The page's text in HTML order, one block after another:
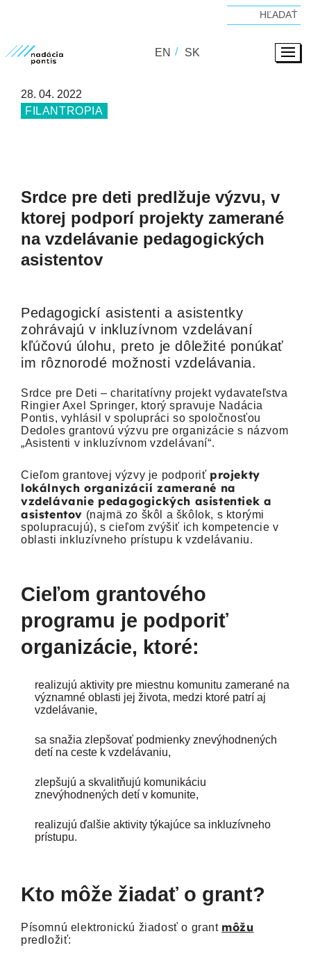
EN SK
28. 04. 2022
FILANTROPIA
Srdce pre deti predlžuje výzvu, v
ktorej podporí projekty zamerané
na vzdelávanie pedagogických
asistentov
Pedagogickí asistenti a asistentky
zohrávajú v inkluzívnom vzdelávaní
kľúčovú úlohu, preto je dôležité ponúkať
im rôznorodé možnosti vzdelávania.
Srdce pre Deti – charitatívny projekt vydavateľstva
Ringier Axel Springer, ktorý spravuje Nadácia
Pontis, vyhlásil v spolupráci so spoločnosťou
Dedoles grantovú výzvu pre organizácie s názvom
„Asistenti v inkluzívnom vzdelávaní“.
Cieľom grantovej výzvy je podporiť projekty
lokálnych organizácií zamerané na
vzdelávanie pedagogických asistentiek a
asistentov (najmä zo škôl a škôlok, s ktorými
spolupracujú), s cieľom zvýšiť ich kompetencie v
oblasti inkluzívneho prístupu k vzdelávaniu.
Cieľom grantového
programu je podporiť
organizácie, ktoré:
realizujú aktivity pre miestnu komunitu zamerané na
významné oblasti jej života, medzi ktoré patrí aj
vzdelávanie,
sa snažia zlepšovať podmienky znevýhodnených
detí na ceste k vzdelávaniu,
zlepšujú a skvalitňujú komunikáciu
znevýhodnených detí v komunite,
realizujú ďalšie aktivity týkajúce sa inkluzívneho
prístupu.
Kto môže žiadať o grant?
Písomnú elektronickú žiadosť o grant môžu
predložiť: